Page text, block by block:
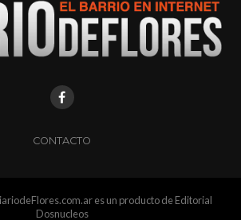
CONTACTO
es un producto de Editorial
Dosnucleos